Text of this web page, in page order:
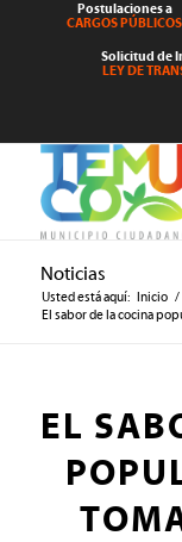
Postulaciones a
CARGOS PÚBLICOS
Solicitud de
LEY DE
Noticias
Usted está aquí: Inicio /
El sabor de la cocina
EL